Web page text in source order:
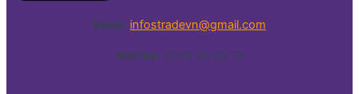
Email: infostradevn@gmail.com
Hotline: 0338 50 39 79